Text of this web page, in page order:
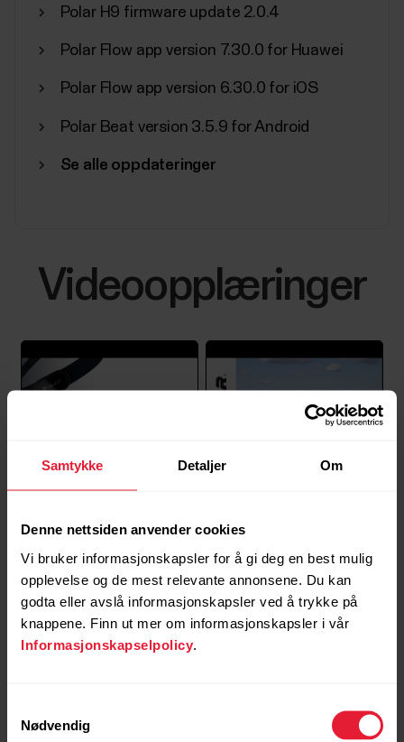
Samtykke Detaljer Om
Denne nettsiden anvender cookies
Vi bruker informasjonskapsler for å gi deg en best mulig
opplevelse og de mest relevante annonsene. Du kan
godta eller avslå informasjonskapsler ved å trykke på
knappene. Finn ut mer om informasjonskapsler i vår
Informasjonskapselpolicy
Nødvendig
Polar H9 firmware update 2.0.4
Polar Flow app version 7.30.0 for Huawei
Polar Flow app version 6.30.0 for iOS
Polar Beat version 3.5.9 for Android
Se alle oppdateringer
Videoopplæringer
change battery
an outdoor session with